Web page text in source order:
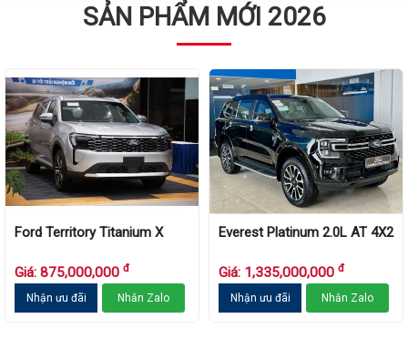
SẢN PHẨM MỚI 2026
Ford Territory Titanium X
Giá: 875,000,000 đ
Nhận ưu đãi Nhắn Zalo
Everest Platinum 2.0L AT 4X2
Giá: 1,335,000,000 đ
Nhận ưu đãi Nhắn Zalo